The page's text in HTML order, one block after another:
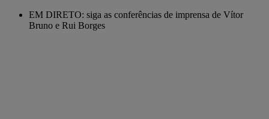
EM DIRETO: siga as conferências de imprensa de Vítor
Bruno e Rui Borges